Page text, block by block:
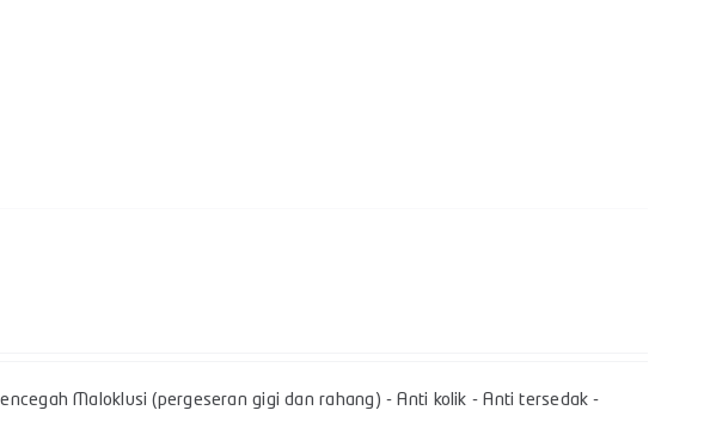
Maloklusi (pergeseran gigi dan rahang) - Anti kolik - Anti tersedak -